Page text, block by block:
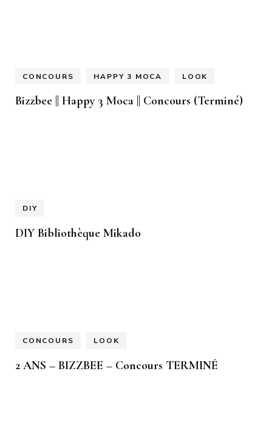
CONCOURS HAPPY 3 MOCA LOOK
Bizzbee || Happy 3 Moca || Concours (Terminé)
DIY
DIY Bibliothèque Mikado
CONCOURS LOOK
2 ANS – BIZZBEE – Concours TERMINÉ